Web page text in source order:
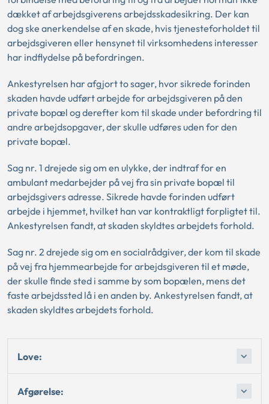
dækket af arbejdsgiverens arbejdsskadesikring. Der kan
dog ske anerkendelse af en skade, hvis tjenesteforholdet til
arbejdsgiveren eller hensynet til virksomhedens interesser
har indflydelse på befordringen.
Ankestyrelsen har afgjort to sager, hvor sikrede forinden
skaden havde udført arbejde for arbejdsgiveren på den
private bopæl og derefter kom til skade under befordring til
andre arbejdsopgaver, der skulle udføres uden for den
private bopæl.
Sag nr. 1 drejede sig om en ulykke, der indtraf for en
ambulant medarbejder på vej fra sin private bopæl til
arbejdsgivers adresse. Sikrede havde forinden udført
arbejde i hjemmet, hvilket han var kontraktligt forpligtet til.
Ankestyrelsen fandt, at skaden skyldtes arbejdets forhold.
Sag nr. 2 drejede sig om en socialrådgiver, der kom til skade
på vej fra hjemmearbejde for arbejdsgiveren til et møde,
der skulle finde sted i samme by som bopælen, mens det
faste arbejdssted lå i en anden by. Ankestyrelsen fandt, at
skaden skyldtes arbejdets forhold.
Love:
Afgørelse: